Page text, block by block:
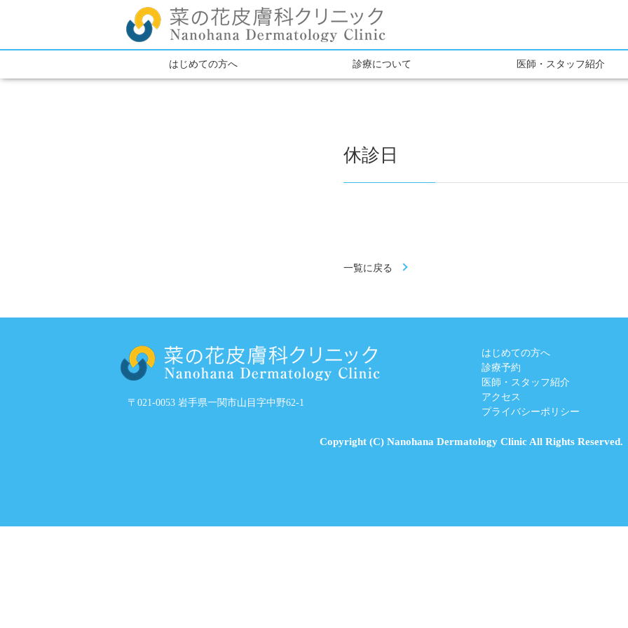
はじめての方へ 診療について 医師・スタッフ紹介
休診日
一覧に戻る
〒021-0053 岩手県一関市山目字中野62-1
はじめての方へ
診療予約
医師・スタッフ紹介
アクセス
プライバシーポリシー
Copyright (C) Nanohana Dermatology Clinic All Rights Reserved.